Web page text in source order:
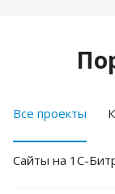
Все проекты
Cайты на 1С-